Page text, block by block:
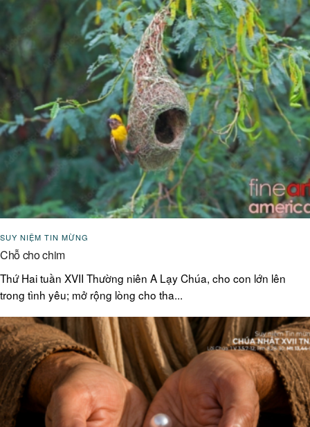
SUY NIỆM TIN MỪNG
Chỗ cho chim
Thứ Hai tuần XVII Thường niên A Lạy Chúa, cho con lớn lên
trong tình yêu; mở rộng lòng cho tha...